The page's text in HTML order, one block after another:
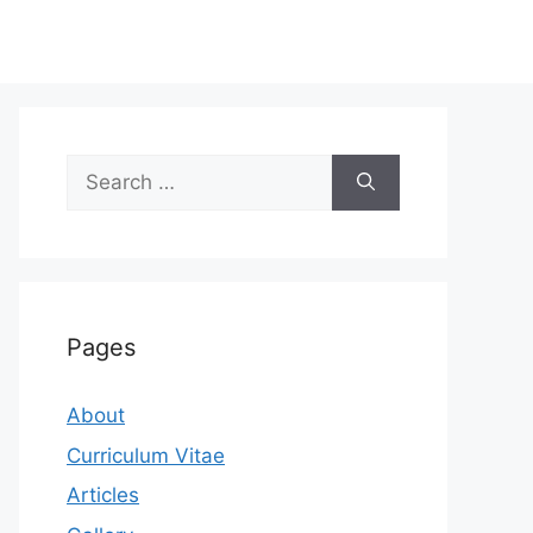
Search
for:
Pages
About
Curriculum Vitae
Articles